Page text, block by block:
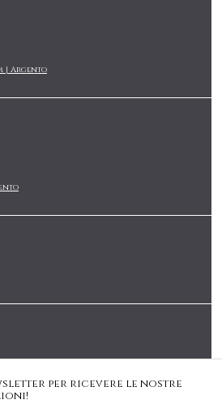
| Argento
per ricevere le nostre